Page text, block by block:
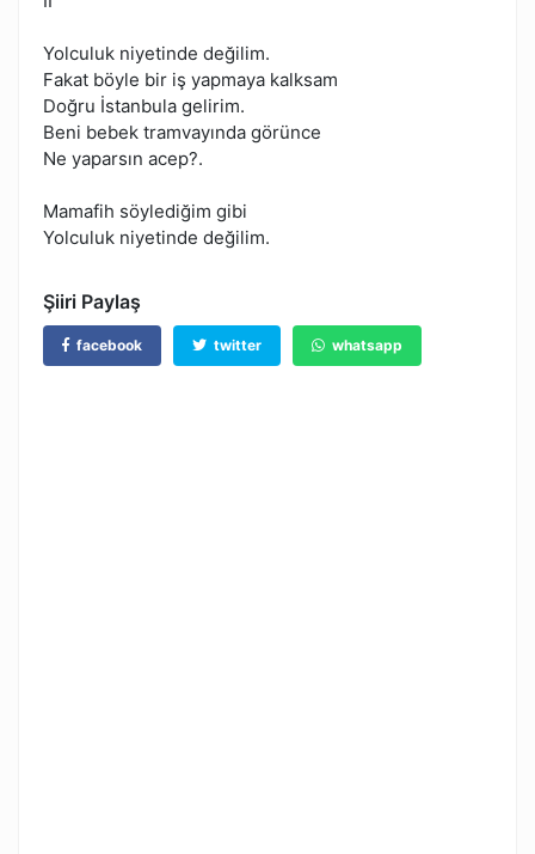
Yolculuk niyetinde değilim.
Fakat böyle bir iş yapmaya kalksam
Doğru İstanbula gelirim.
Beni bebek tramvayında görünce
Ne yaparsın acep?.
Mamafih söylediğim gibi
Yolculuk niyetinde değilim.
Şiiri Paylaş
facebook twitter whatsapp